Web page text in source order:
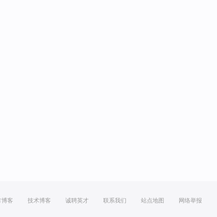
博客 技术博客 诚聘英才 联系我们 站点地图 网络举报